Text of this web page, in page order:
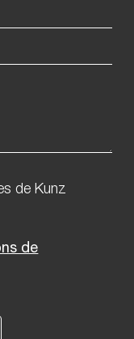
de Kunz
de